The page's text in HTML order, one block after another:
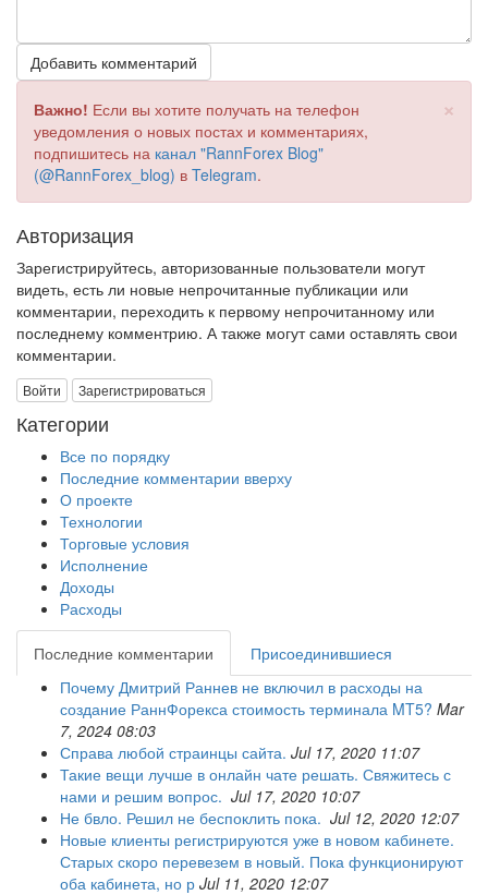
Добавить комментарий
×
Важно! Если вы хотите получать на телефон
уведомления о новых постах и комментариях,
подпишитесь на канал "RannForex Blog"
(@RannForex_blog) в Telegram.
Авторизация
Зарегистрируйтесь, авторизованные пользователи могут
видеть, есть ли новые непрочитанные публикации или
комментарии, переходить к первому непрочитанному или
последнему комментрию. А также могут сами оставлять свои
комментарии.
Войти Зарегистрироваться
Категории
Все по порядку
Последние комментарии вверху
О проекте
Технологии
Торговые условия
Исполнение
Доходы
Расходы
Последние комментарии
Присоединившиеся
Почему Дмитрий Раннев не включил в расходы на
создание РаннФорекса стоимость терминала MT5? Mar
7, 2024 08:03
Справа любой страинцы сайта. Jul 17, 2020 11:07
Такие вещи лучше в онлайн чате решать. Свяжитесь с
нами и решим вопрос. Jul 17, 2020 10:07
Не бвло. Решил не беспоклить пока. Jul 12, 2020 12:07
Новые клиенты регистрируются уже в новом кабинете.
Старых скоро перевезем в новый. Пока функционируют
оба кабинета, но р Jul 11, 2020 12:07